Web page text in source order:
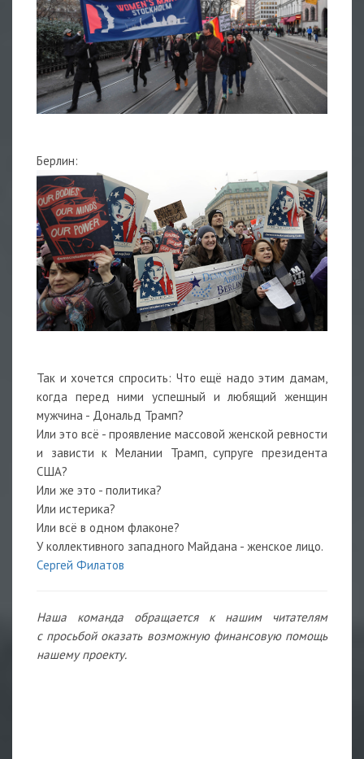
Берлин:
Так и хочется спросить: Что ещё надо этим дамам,
когда перед ними успешный и любящий женщин
мужчина - Дональд Трамп?
Или это всё - проявление массовой женской ревности
и зависти к Мелании Трамп, супруге президента
США?
Или же это - политика?
Или истерика?
Или всё в одном флаконе?
У коллективного западного Майдана - женское лицо.
Сергей Филатов
Наша команда обращается к нашим читателям
с просьбой оказать возможную финансовую помощь
нашему проекту.